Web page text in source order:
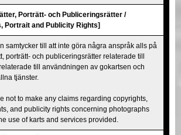
Porträtt- och Publiceringsrätter /
Portrait and Publicity Rights]
samtycker till att inte göra några anspråk alls på
porträtt- och publiceringsrätter relaterade till
till användningen av gokartsen och
tjänster.
not to make any claims regarding copyrights,
and publicity rights concerning photographs
use of karts and services provided.